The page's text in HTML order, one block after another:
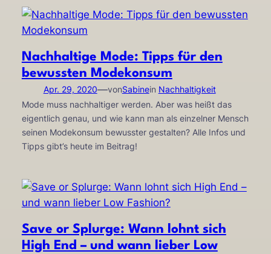
Nachhaltige Mode: Tipps für den
bewussten Modekonsum
Apr. 29, 2020—vonSabinein Nachhaltigkeit
Mode muss nachhaltiger werden. Aber was heißt das
eigentlich genau, und wie kann man als einzelner Mensch
seinen Modekonsum bewusster gestalten? Alle Infos und
Tipps gibt’s heute im Beitrag!
Save or Splurge: Wann lohnt sich
High End – und wann lieber Low